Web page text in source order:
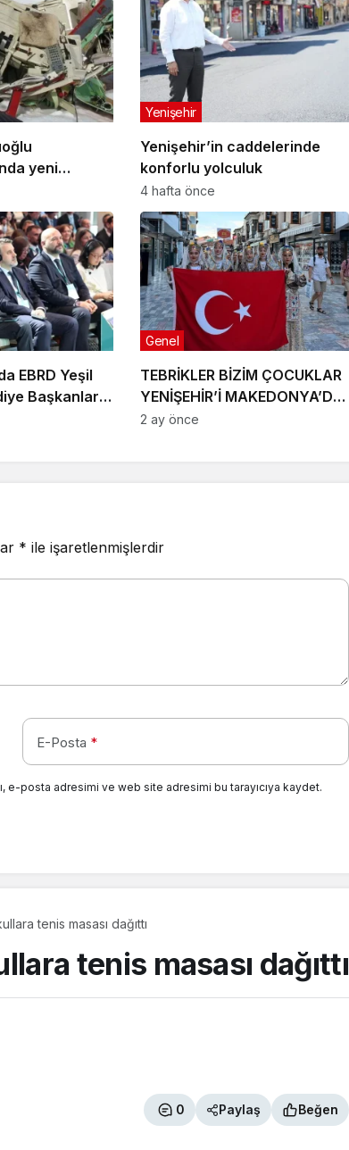
yeni
Yenişehir’in caddelerinde
konforlu yolculuk
Yenişehir
4 hafta önce
EBRD Yeşil
Başkanları
TEBRİKLER BİZİM ÇOCUKLAR
YENİŞEHİR’İ MAKEDONYA’DA
GURURLA TEMSİL ETTİLER
Genel
2 ay önce
* ile işaretlenmişlerdir
E-Posta *
e-posta adresimi ve web site adresimi bu tarayıcıya kaydet.
tenis masası dağıttı
tenis masası dağıttı
0 Paylaş Beğen